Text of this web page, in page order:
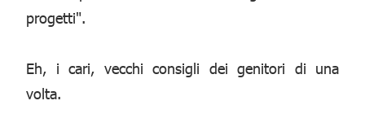
progetti".
Eh, i cari, vecchi consigli dei genitori di una
volta.